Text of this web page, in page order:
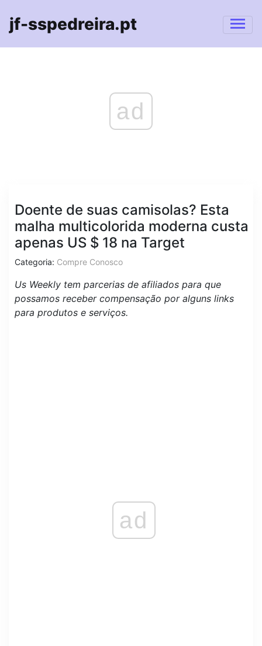
jf-sspedreira.pt
ad
Doente de suas camisolas? Esta
malha multicolorida moderna custa
apenas US $ 18 na Target
Categoria: Compre Conosco
Us Weekly tem parcerias de afiliados para que
possamos receber compensação por alguns links
para produtos e serviços.
ad